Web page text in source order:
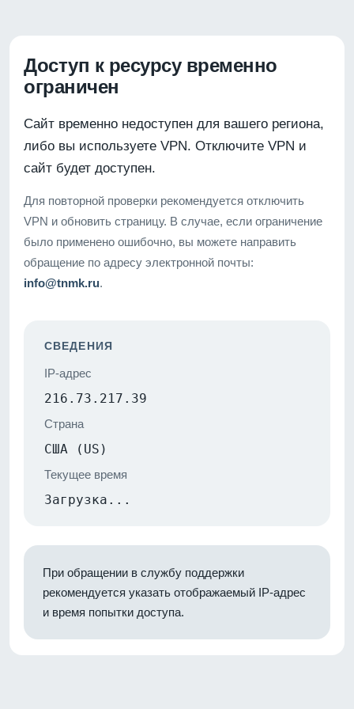
Доступ к ресурсу временно
ограничен
Сайт временно недоступен для вашего региона,
либо вы используете VPN. Отключите VPN и
сайт будет доступен.
Для повторной проверки рекомендуется отключить
VPN и обновить страницу. В случае, если ограничение
было применено ошибочно, вы можете направить
обращение по адресу электронной почты:
info@tnmk.ru.
СВЕДЕНИЯ
IP-адрес
216.73.217.39
Страна
США (US)
Текущее время
Загрузка...
При обращении в службу поддержки
рекомендуется указать отображаемый IP-адрес
и время попытки доступа.